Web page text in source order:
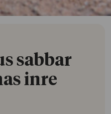
sabbar
inre